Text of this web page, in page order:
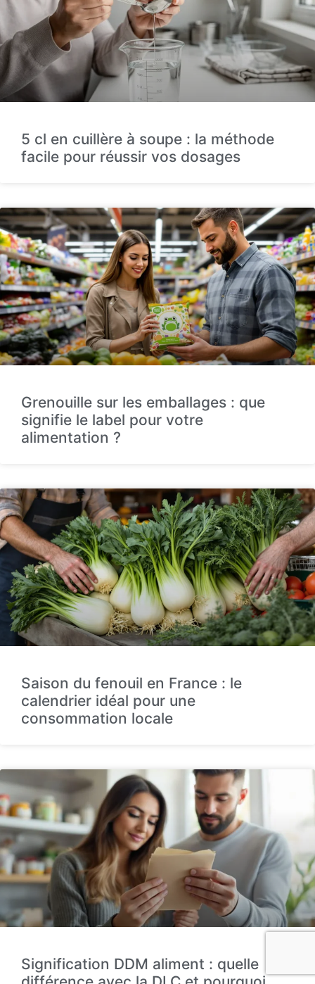
5 cl en cuillère à soupe : la méthode
facile pour réussir vos dosages
Grenouille sur les emballages : que
signifie le label pour votre
alimentation ?
Saison du fenouil en France : le
calendrier idéal pour une
consommation locale
Signification DDM aliment : quelle